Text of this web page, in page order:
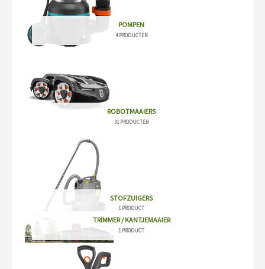
POMPEN
4 PRODUCTEN
ROBOTMAAIERS
31 PRODUCTEN
STOFZUIGERS
1 PRODUCT
TRIMMER / KANTJEMAAIER
1 PRODUCT